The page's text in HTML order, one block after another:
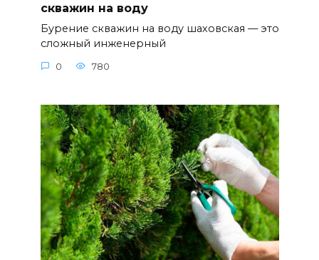
скважин на воду
Бурение скважин на воду шаховская — это
сложный инженерный
0 780